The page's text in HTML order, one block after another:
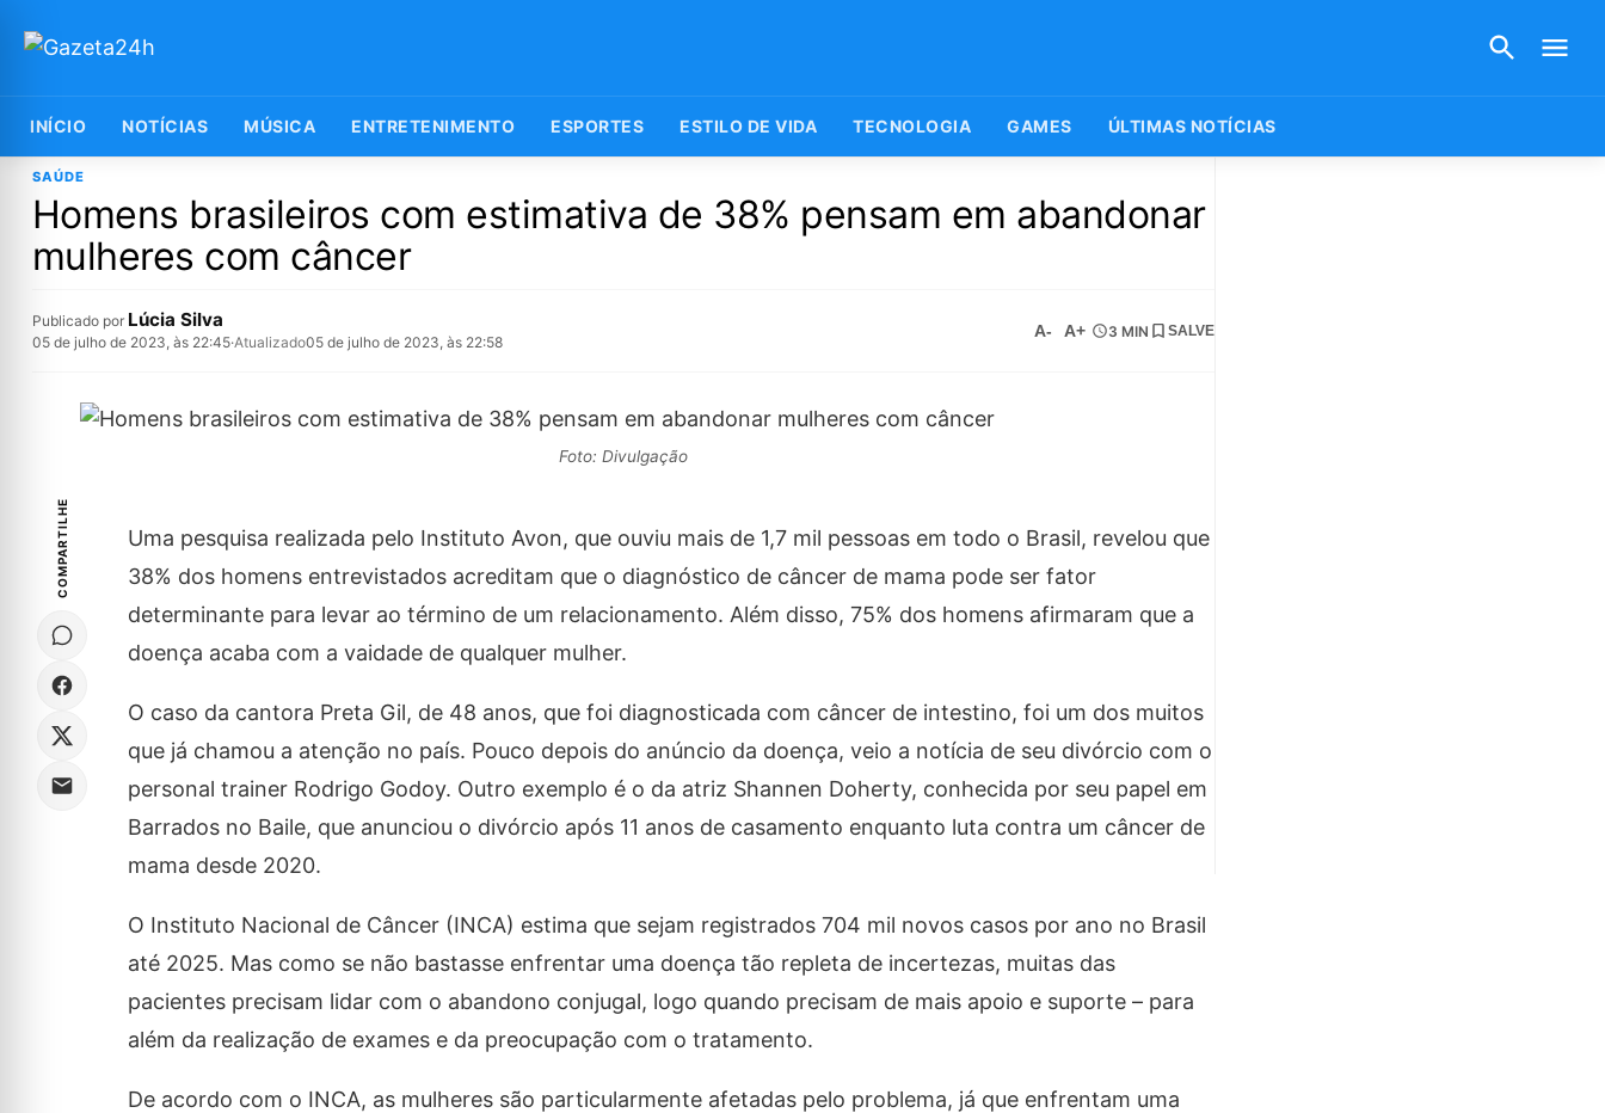
INÍCIO NOTÍCIAS MÚSICA ENTRETENIMENTO ESPORTES ESTILO DE VIDA TECNOLOGIA GAMES ÚLTIMAS NOTÍCIAS
SAÚDE
Homens brasileiros com estimativa de 38% pensam em abandonar
mulheres com câncer
Publicado por Lúcia Silva
05 de julho de 2023, às 22:45·Atualizado05 de julho de 2023, às 22:58
A- A+ 3 MIN SALVE
Foto: Divulgação
COMPARTILHE
Uma pesquisa realizada pelo Instituto Avon, que ouviu mais de 1,7 mil pessoas em todo o Brasil, revelou que
38% dos homens entrevistados acreditam que o diagnóstico de câncer de mama pode ser fator
determinante para levar ao término de um relacionamento. Além disso, 75% dos homens afirmaram que a
doença acaba com a vaidade de qualquer mulher.
O caso da cantora Preta Gil, de 48 anos, que foi diagnosticada com câncer de intestino, foi um dos muitos
que já chamou a atenção no país. Pouco depois do anúncio da doença, veio a notícia de seu divórcio com o
personal trainer Rodrigo Godoy. Outro exemplo é o da atriz Shannen Doherty, conhecida por seu papel em
Barrados no Baile, que anunciou o divórcio após 11 anos de casamento enquanto luta contra um câncer de
mama desde 2020.
O Instituto Nacional de Câncer (INCA) estima que sejam registrados 704 mil novos casos por ano no Brasil
até 2025. Mas como se não bastasse enfrentar uma doença tão repleta de incertezas, muitas das
pacientes precisam lidar com o abandono conjugal, logo quando precisam de mais apoio e suporte – para
além da realização de exames e da preocupação com o tratamento.
De acordo com o INCA, as mulheres são particularmente afetadas pelo problema, já que enfrentam uma